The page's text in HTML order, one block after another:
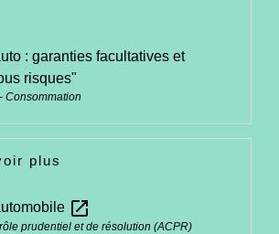
: garanties facultatives et
risques"
Consommation
plus
open_in_new
prudentiel et de résolution (ACPR)